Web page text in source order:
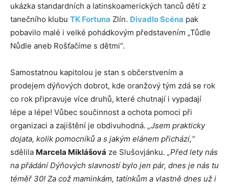
ukázka standardních a latinskoamerických tanců dětí z
tanečního klubu TK Fortuna Zlín. Divadlo Scéna pak
pobavilo malé i velké pohádkovým představením „Tůdle
Nůdle aneb Rošťačíme s dětmi“.
Samostatnou kapitolou je stan s občerstvením a
prodejem dýňových dobrot, kde oranžový tým zdá se rok
co rok připravuje více druhů, které chutnají i vypadají
lépe a lépe! Vůbec součinnost a ochota pomoci při
organizaci a zajištění je obdivuhodná. „Jsem prakticky
dojata, kolik pomocníků a s jakým elánem přichází,“
sdělila Marcela Miklášová ze Slušovjánku. „Před lety nás
na přádání Dýňových slavností bylo jen pár, dnes je nás tu
téměř 30! Za což maminkám, tatínkům a vlastně dnes už i